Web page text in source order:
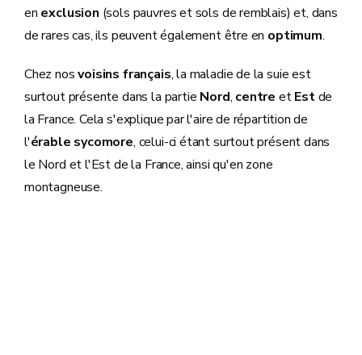
en exclusion (sols pauvres et sols de remblais) et, dans
de rares cas, ils peuvent également être en optimum.
Chez nosvoisins français, la maladie de la suie est
surtout présente dans la partie Nord, centre etEstde
la France. Cela s'explique par l'aire de répartition de
l'érable sycomore, celui-ci étant surtout présent dans
le Nord et l'Est de la France, ainsi qu'en zone
montagneuse.